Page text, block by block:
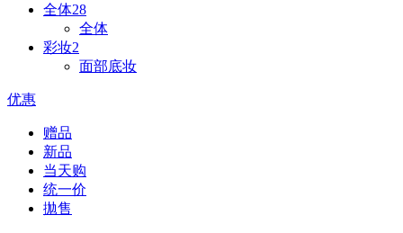
全体28
全体
彩妆2
面部底妆
优惠
赠品
新品
当天购
统一价
拋售